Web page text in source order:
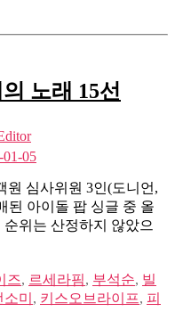
노래 15선
01-05
원 심사위원 3인(도니언,
된 아이돌 팝 싱글 중 올
위는 산정하지 않았으
즈, 르세라핌, 부석순, 빌
소미 , 키스오브라이프, 피